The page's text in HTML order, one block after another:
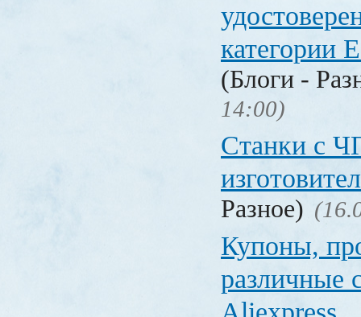
категории
(Блоги -
14:00)
Станки с
Разное)
Купоны,
различные